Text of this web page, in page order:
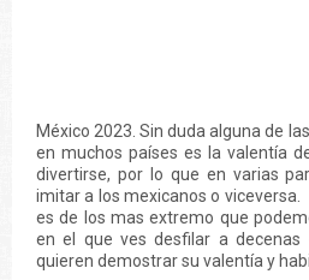
México 2023. Sin duda alguna de
en muchos países es la valentía
divertirse, por lo que en varias
imitar a los mexicanos o
es de los mas extremo que
en el que ves desfilar a
quieren demostrar su valentía y